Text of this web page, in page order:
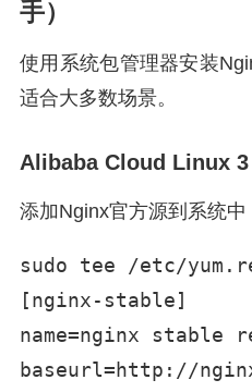
手）
使用系统包管理器安装
适合大多数场景。
Alibaba Cloud Linux
添加Nginx官方源到系统中
sudo tee /etc/
[nginx-stable]
name=nginx stable
baseurl=http://